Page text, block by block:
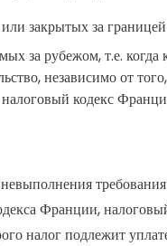
закрытых за
за рубежом, т.е.
независимо от
кодекс
Франции,
налог подлежит